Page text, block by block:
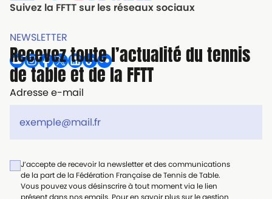
Suivez la FFTT sur les réseaux sociaux
NEWSLETTER
Recevez toute l’actualité du tennis
de table et de la FFTT
Adresse e-mail
J’accepte de recevoir la newsletter et des communications
de la part de la Fédération Française de Tennis de Table.
Vous pouvez vous désinscrire à tout moment via le lien
présent dans nos emails. Pour en savoir plus sur le gestion